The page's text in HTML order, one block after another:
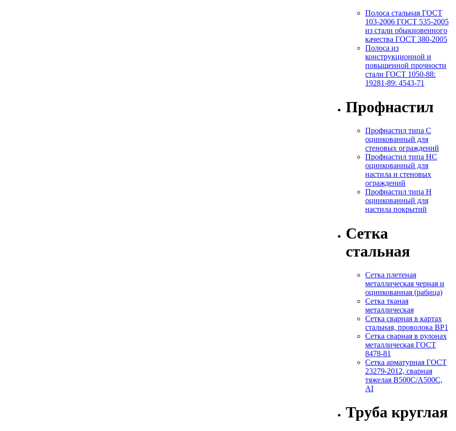
Полоса стальная ГОСТ
103-2006 ГОСТ 535-2005
из стали обыкновенного
качества ГОСТ 380-2005
Полоса из
конструкционной и
повышенной прочности
стали ГОСТ 1050-88:
19281-89: 4543-71
Профнастил
Профнастил типа С
оцинкованный для
стеновых ограждений
Профнастил типа НС
оцинкованный для
настила и стеновых
ограждений
Профнастил типа Н
оцинкованный для
настила покрытий
Сетка
стальная
Сетка плетеная
металлическая черная и
оцинкованная (рабица)
Сетка тканая
металлическая
Сетка сварная в картах
стальная, проволока ВР1
Сетка сварная в рулонах
металлическая ГОСТ
8478-81
Сетка арматурная ГОСТ
23279-2012, сварная
тяжелая В500С/А500С,
АI
Труба круглая